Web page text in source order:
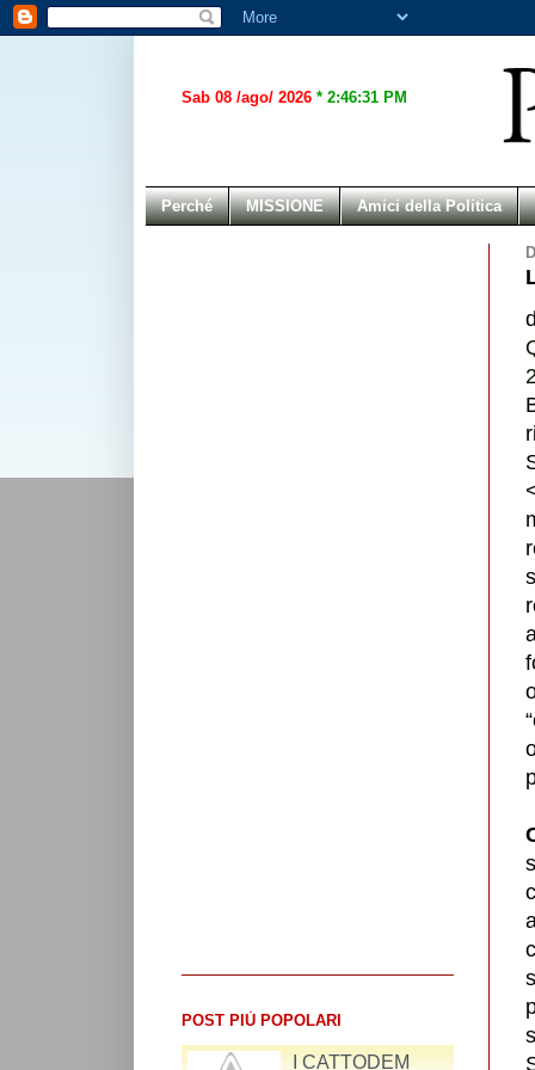
Sab 08 /ago/ 2026 * 2:46:31 PM
Perché MISSIONE Amici della Politica
POST PIÙ POPOLARI
RIFLESSIONI SUL